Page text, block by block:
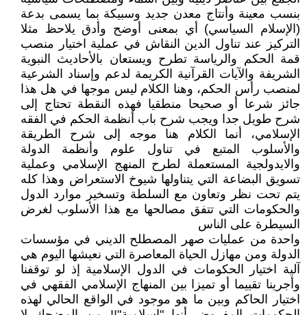
بنسب معينة وأنتاج معدن جديد وسبيكة بما يسمى بدعة
(الإسلام السياسي) أي بمعنى أوضح وأدق يلاحظ مثلا
التركيز عند تناول الدين النقاش في عملية اختيار منصب
قمة الحكم والرياسة تطرح ويستعان بالأحاديث النبوية
الشريفة والآيات القرآنية الكريمة لدعم وإسناد الشرعية
لمنصب رأس الحكم، وهنا الكلام ليس موجها في هل هذا
جائز شرعا أو صحيحا منطقيا فهذه النقطة تحتاج إلى
شرح طويل جدا ويجب شرح باب أنظمة الحكم في الفقه
الإسلامي، أنما الكلام هنا موجه إلى شرح الطريقة
والأسلوب المتبع في تناول علوم وأنظمة الدولة
والايدولجية المستعملة لطرح المنهج الإسلامي وعملية
تسويق البضاعة التي يتناولها شيوخ الاستعراض وهذا كله
يتم تحت نظر وتعاون مع السلطة وتسخير موارد الدول
والحكومات التي تتفق مصالحها مع هذا الأسلوب لغرض
السيطرة على الناس
واحدة من عمليات صهر المصطلح الديني في مؤسسات
الدولة ومن مهازل الحياة المعاصرة التي نعيشها اليوم هي
آلية اختيار الحكومات في الدول الإسلامية إذ لو توقفنا
وأجرينا تقييما أو تميزا بين المنهاج الإسلامي الفقهي في
اختيار الحاكم وبين ما هو موجود في الواقع الحالي لهذه